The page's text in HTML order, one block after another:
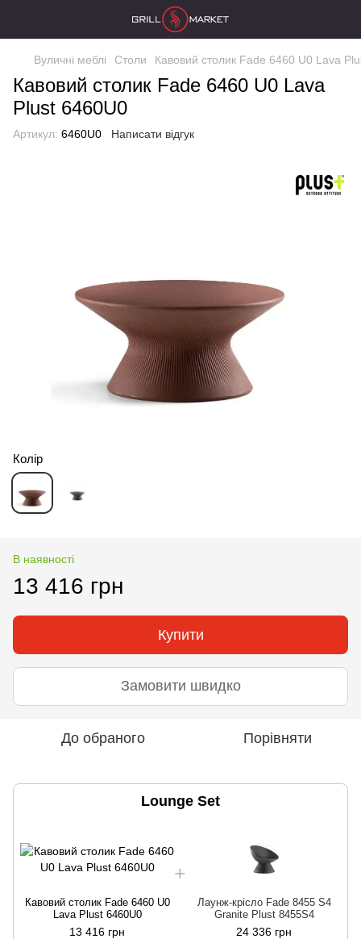
Вуличні меблі Столи Кавовий столик Fade 6460 U0 Lava
Кавовий столик Fade 6460 U0 Lava
Plust 6460U0
Артикул: 6460U0 Написати відгук
Колір
В наявності
13 416 грн
Купити
Замовити швидко
До обраного Порівняти
Lounge Set
Кавовий столик Fade 6460 U0
Lava Plust 6460U0
13 416 грн
Лаунж-крісло Fade 8455 S4
Granite Plust 8455S4
24 336 грн